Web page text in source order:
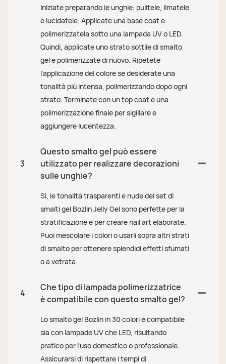
Iniziate preparando le unghie: pulitele, limatele
e lucidatele. Applicate una base coat e
polimerizzatela sotto una lampada UV o LED.
Quindi, applicate uno strato sottile di smalto
gel e polimerizzate di nuovo. Ripetete
l'applicazione del colore se desiderate una
tonalità più intensa, polimerizzando dopo ogni
strato. Terminate con un top coat e una
polimerizzazione finale per sigillare e
aggiungere lucentezza.
3
Questo smalto gel può essere
utilizzato per realizzare decorazioni
sulle unghie?
Sì, le tonalità trasparenti e nude del set di
smalti gel Bozlin Jelly Gel sono perfette per la
stratificazione e per creare nail art elaborate.
Puoi mescolare i colori o usarli sopra altri strati
di smalto per ottenere splendidi effetti sfumati
o a vetrata.
4
Che tipo di lampada polimerizzatrice
è compatibile con questo smalto gel?
Lo smalto gel Bozlin in 30 colori è compatibile
sia con lampade UV che LED, risultando
pratico per l'uso domestico o professionale.
Assicurarsi di rispettare i tempi di